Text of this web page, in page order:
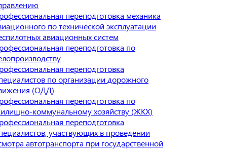
переподготовка механика
по технической эксплуатации
авиационных систем
переподготовка по
переподготовка
по организации дорожного
(ОДД)
переподготовка по
коммунальному хозяйству (ЖКХ)
переподготовка
участвующих в проведении
автотранспорта при государственной